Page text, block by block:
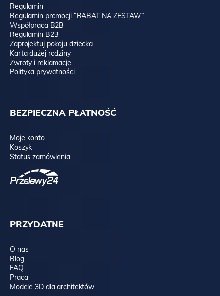
Regulamin
Regulamin promocji “RABAT NA ZESTAW”
Współpraca B2B
Regulamin B2B
Zaprojektuj pokoju dziecka
Karta dużej rodziny
Zwroty i reklamacje
Polityka prywatności
BEZPIECZNA PŁATNOŚĆ
Moje konto
Koszyk
Status zamówienia
PRZYDATNE
O nas
Blog
FAQ
Praca
Modele 3D dla architektów